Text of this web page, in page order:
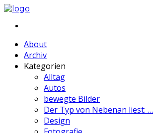
About
Archiv
Kategorien
Alltag
Autos
bewegte Bilder
Der Typ von Nebenan liest: …
Design